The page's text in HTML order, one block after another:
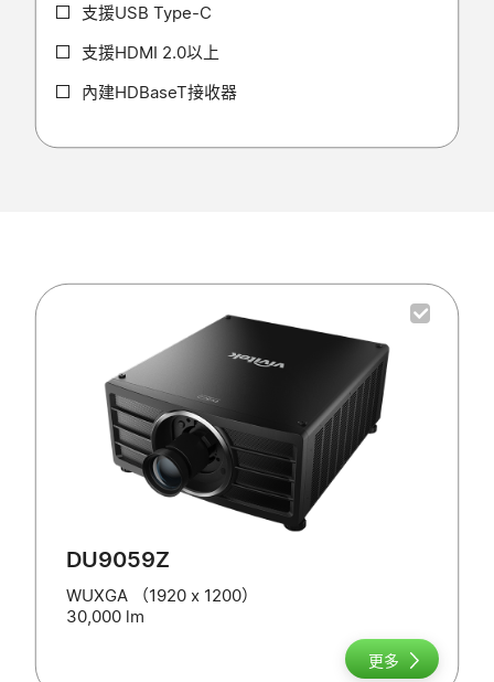
支援USB Type-C
支援HDMI 2.0以上
內建HDBaseT接收器
DU9059Z
WUXGA （1920 x 1200）
30,000 lm
更多